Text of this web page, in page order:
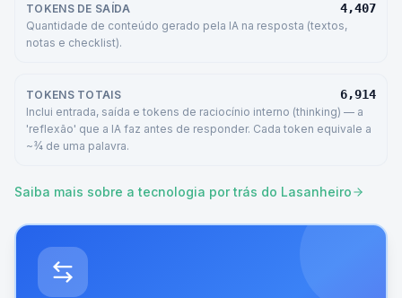
TOKENS DE SAÍDA 4,407
Quantidade de conteúdo gerado pela IA na resposta (textos,
notas e checklist).
TOKENS TOTAIS 6,914
Inclui entrada, saída e tokens de raciocínio interno (thinking) — a
'reflexão' que a IA faz antes de responder. Cada token equivale a
~¾ de uma palavra.
Saiba mais sobre a tecnologia por trás do Lasanheiro